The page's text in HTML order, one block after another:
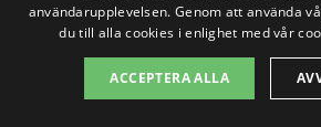
Förslag på olika typer
passar dina behov och
användarupplevelsen. Genom att använda
du till alla cookies i enlighet med vår
ACCEPTERA ALLA